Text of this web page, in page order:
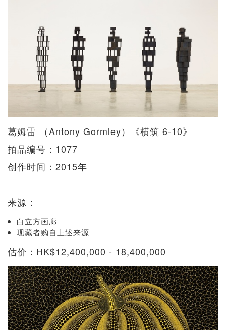
葛姆雷 （Antony Gormley）《横筑 6-10》
拍品编号：1077
创作时间：2015年
来源：
白立方画廊
现藏者购自上述来源
估价：HK$12,400,000 - 18,400,000